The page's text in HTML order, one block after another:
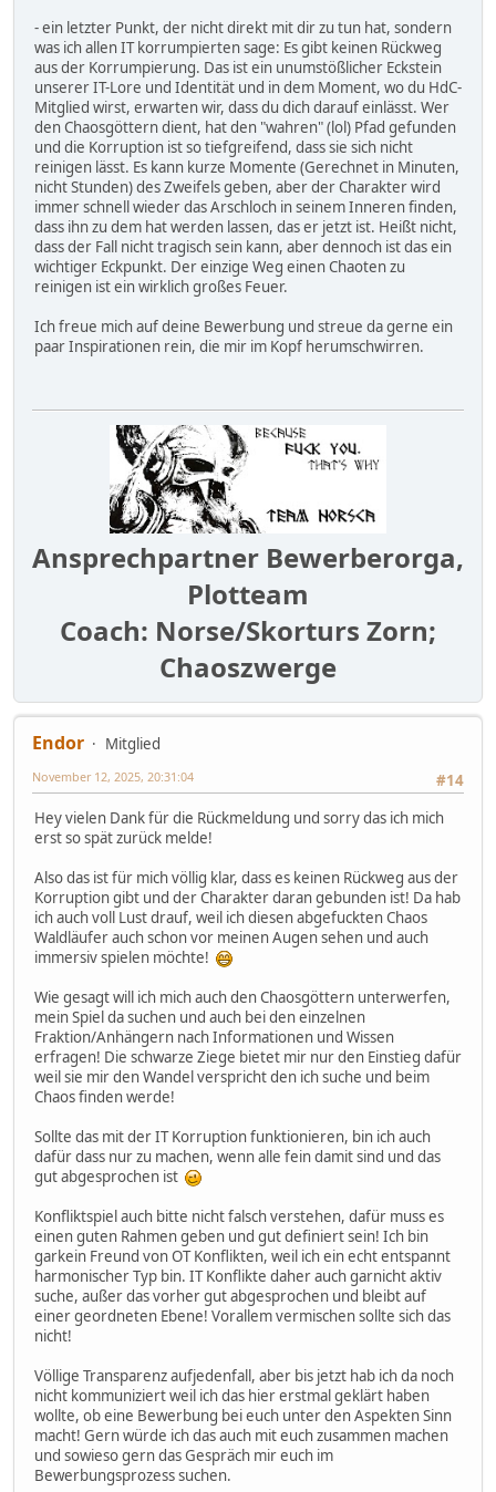
- ein letzter Punkt, der nicht direkt mit dir zu tun hat, sondern
was ich allen IT korrumpierten sage: Es gibt keinen Rückweg
aus der Korrumpierung. Das ist ein unumstößlicher Eckstein
unserer IT-Lore und Identität und in dem Moment, wo du HdC-
Mitglied wirst, erwarten wir, dass du dich darauf einlässt. Wer
den Chaosgöttern dient, hat den "wahren" (lol) Pfad gefunden
und die Korruption ist so tiefgreifend, dass sie sich nicht
reinigen lässt. Es kann kurze Momente (Gerechnet in Minuten,
nicht Stunden) des Zweifels geben, aber der Charakter wird
immer schnell wieder das Arschloch in seinem Inneren finden,
dass ihn zu dem hat werden lassen, das er jetzt ist. Heißt nicht,
dass der Fall nicht tragisch sein kann, aber dennoch ist das ein
wichtiger Eckpunkt. Der einzige Weg einen Chaoten zu
reinigen ist ein wirklich großes Feuer.
Ich freue mich auf deine Bewerbung und streue da gerne ein
paar Inspirationen rein, die mir im Kopf herumschwirren.
Ansprechpartner Bewerberorga,
Plotteam
Coach: Norse/Skorturs Zorn;
Chaoszwerge
Endor
Mitglied
#14
November 12, 2025, 20:31:04
Hey vielen Dank für die Rückmeldung und sorry das ich mich
erst so spät zurück melde!
Also das ist für mich völlig klar, dass es keinen Rückweg aus der
Korruption gibt und der Charakter daran gebunden ist! Da hab
ich auch voll Lust drauf, weil ich diesen abgefuckten Chaos
Waldläufer auch schon vor meinen Augen sehen und auch
immersiv spielen möchte!
Wie gesagt will ich mich auch den Chaosgöttern unterwerfen,
mein Spiel da suchen und auch bei den einzelnen
Fraktion/Anhängern nach Informationen und Wissen
erfragen! Die schwarze Ziege bietet mir nur den Einstieg dafür
weil sie mir den Wandel verspricht den ich suche und beim
Chaos finden werde!
Sollte das mit der IT Korruption funktionieren, bin ich auch
dafür dass nur zu machen, wenn alle fein damit sind und das
gut abgesprochen ist
Konfliktspiel auch bitte nicht falsch verstehen, dafür muss es
einen guten Rahmen geben und gut definiert sein! Ich bin
garkein Freund von OT Konflikten, weil ich ein echt entspannt
harmonischer Typ bin. IT Konflikte daher auch garnicht aktiv
suche, außer das vorher gut abgesprochen und bleibt auf
einer geordneten Ebene! Vorallem vermischen sollte sich das
nicht!
Völlige Transparenz aufjedenfall, aber bis jetzt hab ich da noch
nicht kommuniziert weil ich das hier erstmal geklärt haben
wollte, ob eine Bewerbung bei euch unter den Aspekten Sinn
macht! Gern würde ich das auch mit euch zusammen machen
und sowieso gern das Gespräch mir euch im
Bewerbungsprozess suchen.